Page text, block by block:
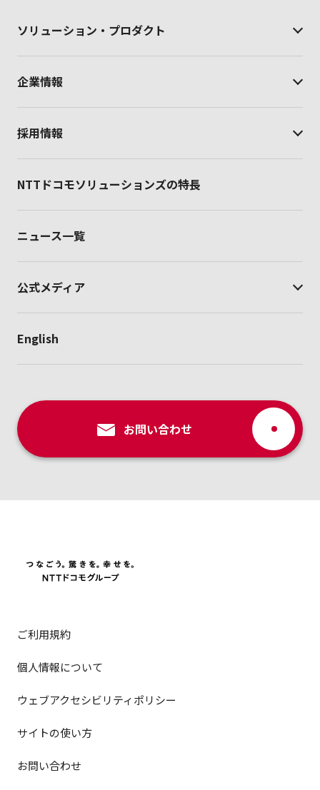
ソリューション・ プロダクト
企業情報
採用情報
NTTドコモソリューションズの特長
ニュース一覧
公式メディア
English
お問い合わせ
ご利用規約
個人情報について
ウェブアクセシビリティポリシー
サイトの使い方
お問い合わせ